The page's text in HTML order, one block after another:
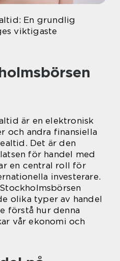
En grundlig
viktigaste
är en elektronisk
och andra finansiella
Det är den
för handel med
en central roll för
investerare.
olika typer av handel
förstå hur denna
vår ekonomi och